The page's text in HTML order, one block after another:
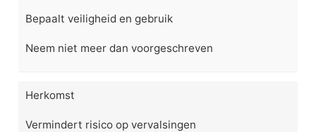
Bepaalt veiligheid en gebruik
Neem niet meer dan voorgeschreven
Herkomst
Vermindert risico op vervalsingen